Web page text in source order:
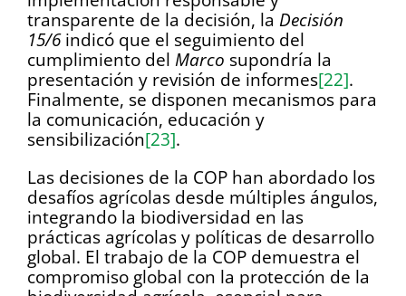
transparente de la decisión, la Decisión
15/6 indicó que el seguimiento del
cumplimiento del Marco supondría la
presentación y revisión de informes[22].
Finalmente, se disponen mecanismos para
la comunicación, educación y
sensibilización[23].
Las decisiones de la COP han abordado los
desafíos agrícolas desde múltiples ángulos,
integrando la biodiversidad en las
prácticas agrícolas y políticas de desarrollo
global. El trabajo de la COP demuestra el
compromiso global con la protección de la